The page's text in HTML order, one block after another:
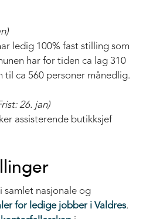
ledig 100% fast stilling som
har for tiden ca lag 310
til ca 560 personer månedlig.
26. jan)
assisterende butikksjef
samlet nasjonale og
for ledige jobber i Valdres.